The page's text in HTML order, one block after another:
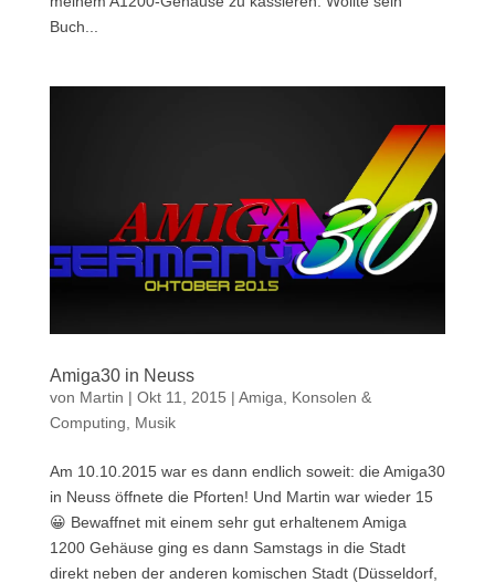
Buch...
Amiga30 in Neuss
von Martin | Okt 11, 2015 | Amiga
Konsolen &
Computing
Musik
Am 10.10.2015 war es dann endlich soweit: die Amiga30
in Neuss öffnete die Pforten! Und Martin war wieder 15
😀 Bewaffnet mit einem sehr gut erhaltenem Amiga
1200 Gehäuse ging es dann Samstags in die Stadt
direkt neben der anderen komischen Stadt (Düsseldorf,